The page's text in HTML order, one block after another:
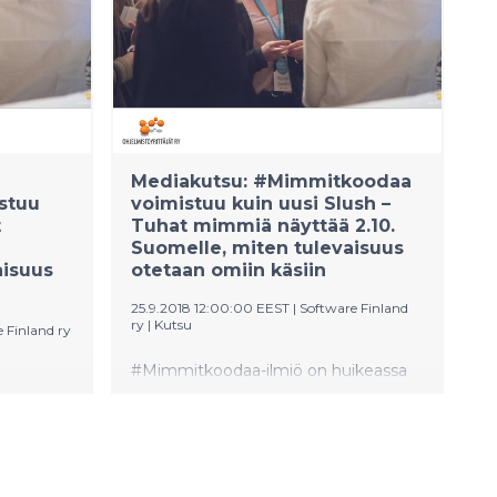
tasa-
kiitos
päättivät valita omat sankarinsa ja
kirjoittaa heidän tarinansa.
Messulauantaina 26.10. käynnistyy
myös toinen mesenaattikampanja,
jonka tarkoitus on lahjoittaa keväällä
2020 julkaistava Kaikki koodaa -kirja
kaikille Suomen lukioiden toisen
vuoden opiskelijoille.
Finland ry
Mediakutsu: #Mimmitkoodaa
voimistuu kuin uusi Slush –
Tuhat mimmiä näyttää 2.10.
Suomelle, miten tulevaisuus
otetaan omiin käsiin
25.9.2018 12:00:00 EEST | Software Finland
ry | Kutsu
#Mimmitkoodaa-ilmiö on huikeassa